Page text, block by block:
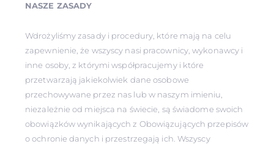
NASZE ZASADY
Wdrożyliśmy zasady i procedury, które mają na celu
zapewnienie, że wszyscy nasi pracownicy, wykonawcy i
inne osoby, z którymi współpracujemy i które
przetwarzają jakiekolwiek dane osobowe
przechowywane przez nas lub w naszym imieniu,
niezależnie od miejsca na świecie, są świadome swoich
obowiązków wynikających z Obowiązujących przepisów
o ochronie danych i przestrzegają ich. Wszyscy